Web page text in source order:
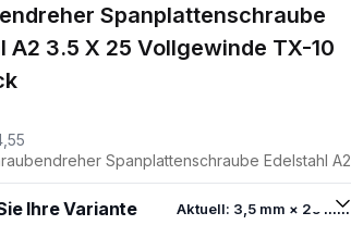
Spanplattenschraube
A2 3.5 X 25 Vollgewinde TX-10
Spanplattenschraube Edelstahl A2 3.5 X 25 Vollgewinde TX-10 200 Stück
Ihre Variante Aktuell: 3,5 mm × 25 mm